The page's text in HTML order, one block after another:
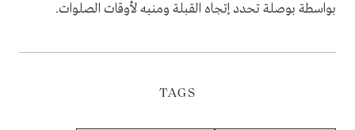
بواسطة بوصلة تحدد إتجاه القبلة ومنبه لأوقات الصلوات.
TAGS